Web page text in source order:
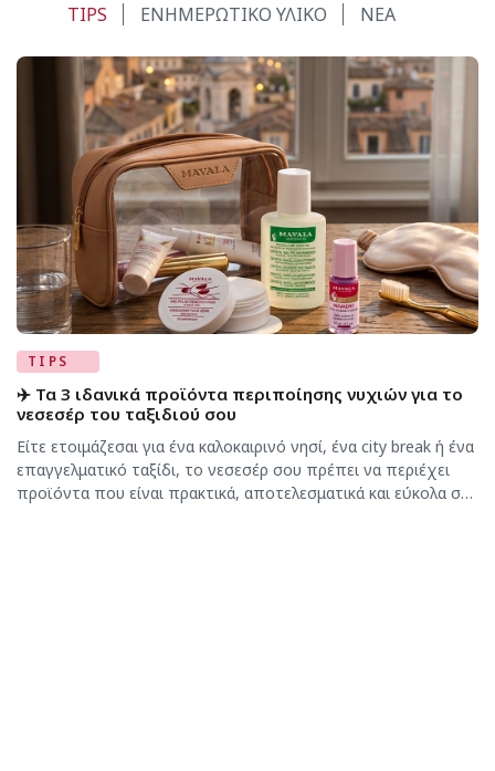
TIPS ΕΝΗΜΕΡΩΤΙΚΟ ΥΛΙΚΟ ΝΕΑ
TIPS
✈️ Τα 3 ιδανικά προϊόντα περιποίησης νυχιών για το
νεσεσέρ του ταξιδιού σου
Είτε ετοιμάζεσαι για ένα καλοκαιρινό νησί, ένα city break ή ένα
επαγγελματικό ταξίδι, το νεσεσέρ σου πρέπει να περιέχει
προϊόντα που είναι πρακτικά, αποτελεσματικά και εύκολα στη